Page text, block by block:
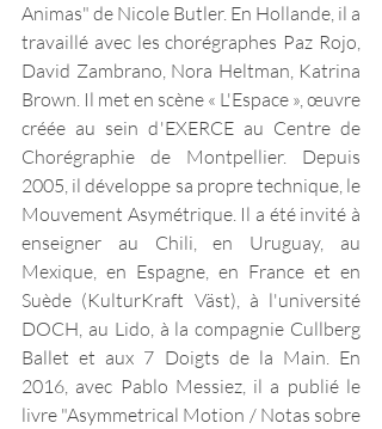
Animas" de Nicole Butler. En Hollande, il a
travaillé avec les chorégraphes Paz Rojo,
David Zambrano, Nora Heltman, Katrina
Brown. Il met en scène « L'Espace », œuvre
créée au sein d'EXERCE au Centre de
Chorégraphie de Montpellier. Depuis
2005, il développe sa propre technique, le
Mouvement Asymétrique. Il a été invité à
enseigner au Chili, en Uruguay, au
Mexique, en Espagne, en France et en
Suède (KulturKraft Väst), à l'université
DOCH, au Lido, à la compagnie Cullberg
Ballet et aux 7 Doigts de la Main. En
2016, avec Pablo Messiez, il a publié le
livre "Asymmetrical Motion / Notas sobre